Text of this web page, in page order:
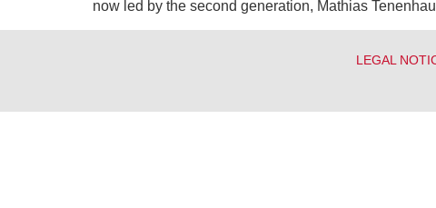
now led by the second generation, Mathias
LEGAL